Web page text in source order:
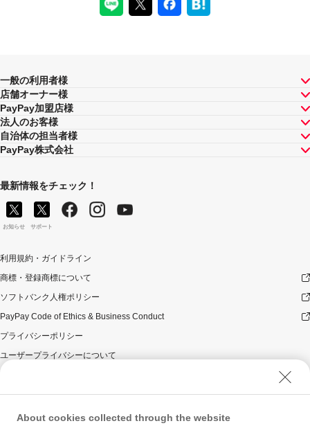
一般の利用者様
店舗オーナー様
PayPay加盟店様
法人のお客様
自治体の担当者様
PayPay株式会社
最新情報をチェック！
お知らせ サポート
利用規約・ガイドライン
商標・登録商標について
ソフトバンク人権ポリシー
PayPay Code of Ethics & Business Conduct
プライバシーポリシー
ユーザープライバシーについて
ウェブサイト利用規約
反社会的勢力に対する方針
About cookies collected through the website